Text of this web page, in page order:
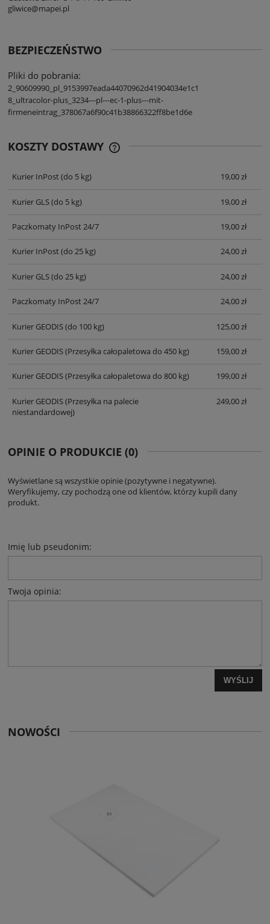
gliwice@mapei.pl
BEZPIECZEŃSTWO
Pliki do pobrania:
2_90609990_pl_9153997eada44070962d41904034e1c1
8_ultracolor-plus_3234---pl---ec-1-plus---mit-
firmeneintrag_378067a6f90c41b38866322ff8be1d6e
KOSZTY DOSTAWY
Kurier InPost(do 5 kg) 19,00 zł
Kurier GLS(do 5 kg) 19,00 zł
Paczkomaty InPost 24/7 19,00 zł
Kurier InPost(do 25 kg) 24,00 zł
Kurier GLS(do 25 kg) 24,00 zł
Paczkomaty InPost 24/7 24,00 zł
Kurier GEODIS(do 100 kg) 125,00 zł
Kurier GEODIS(Przesyłka całopaletowa do 450 kg) 159,00 zł
Kurier GEODIS(Przesyłka całopaletowa do 800 kg) 199,00 zł
Kurier GEODIS(Przesyłka na palecie
niestandardowej)
249,00 zł
OPINIE O PRODUKCIE (0)
Wyświetlane są wszystkie opinie (pozytywne i negatywne).
Weryfikujemy, czy pochodzą one od klientów, którzy kupili dany
produkt.
Imię lub pseudonim:
Twoja opinia:
WYŚLIJ
NOWOŚCI